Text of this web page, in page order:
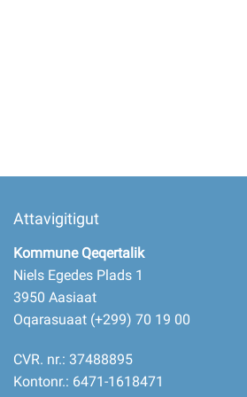
Attavigitigut
Kommune Qeqertalik
Niels Egedes Plads 1
3950 Aasiaat
Oqarasuaat (+299) 70 19 00
CVR. nr.: 37488895
Kontonr.: 6471-1618471